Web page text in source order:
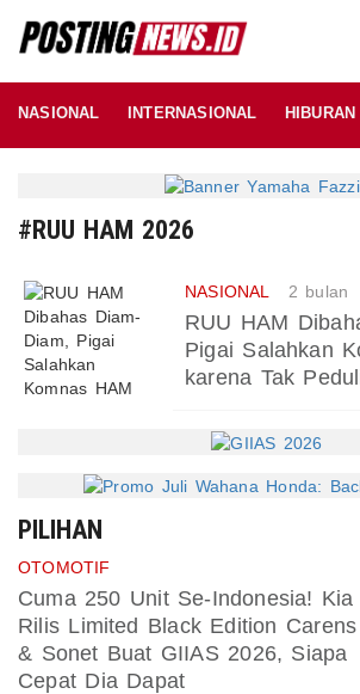
NASIONAL INTERNASIONAL HIBURAN
#RUU HAM 2026
NASIONAL 2 bulan
RUU HAM
Pigai Salahkan
karena Tak
PILIHAN
OTOMOTIF
Cuma 250 Unit Se-Indonesia! Kia
Rilis Limited Black Edition Carens
& Sonet Buat GIIAS 2026, Siapa
Cepat Dia Dapat